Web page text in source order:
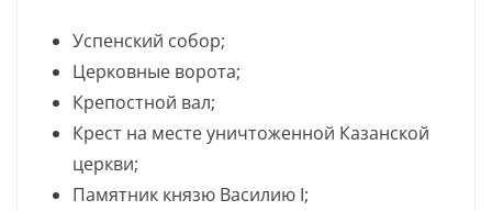
Успенский собор;
Церковные ворота;
Крепостной вал;
Крест на месте уничтоженной Казанской
церкви;
Памятник князю Василию I;